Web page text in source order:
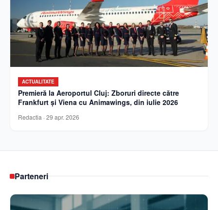
ACTUALITATE
Premieră la Aeroportul Cluj: Zboruri directe către
Frankfurt și Viena cu Animawings, din iulie 2026
Redactia · 29 apr. 2026
Parteneri